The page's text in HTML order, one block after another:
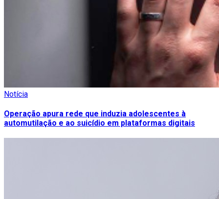
Notícia
Operação apura rede que induzia adolescentes à
automutilação e ao suicídio em plataformas digitais